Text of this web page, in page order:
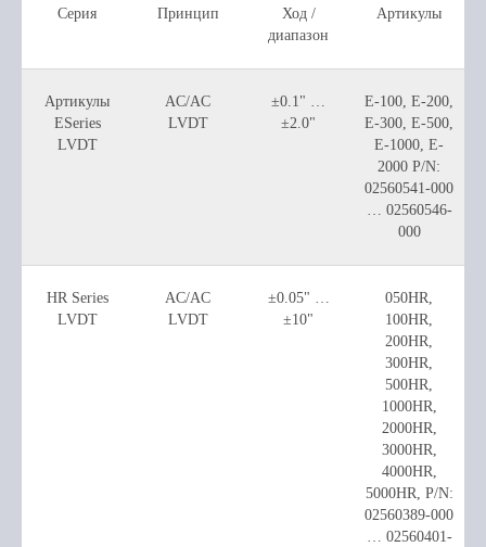
Серия Принцип
Ход /
диапазон
Артикулы
Артикулы
ESeries
LVDT
AC/AC
LVDT
±0.1" …
±2.0"
E-100, E-200,
E-300, E-500,
E-1000, E-
2000 P/N:
02560541-000
… 02560546-
000
HR Series
LVDT
AC/AC
LVDT
±0.05" …
±10"
050HR,
100HR,
200HR,
300HR,
500HR,
1000HR,
2000HR,
3000HR,
4000HR,
5000HR, P/N:
02560389-000
… 02560401-